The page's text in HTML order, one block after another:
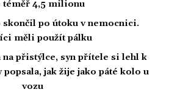
téměř 4,5 milionu
po útoku v nemocnici.
měli použít pálku
na přistýlce, syn přítele si lehl k
jak žije jako páté kolo u
vozu